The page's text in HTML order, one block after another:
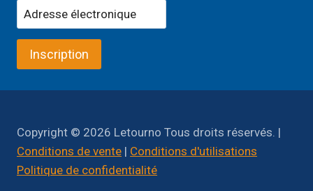
Inscription
Copyright © 2026 Letourno Tous droits réservés. |
Conditions de vente | Conditions d'utilisations
Politique de confidentialité